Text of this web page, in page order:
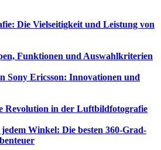
Die Vielseitigkeit und Leistung von
Funktionen und Auswahlkriterien
Sony Ericsson: Innovationen und
Revolution in der Luftbildfotografie
Winkel: Die besten 360-Grad-